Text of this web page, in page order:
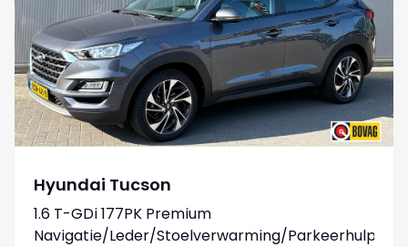
Hyundai Tucson
1.6 T-GDi 177PK Premium
Navigatie/Leder/Stoelverwarming/Parkeerhulp